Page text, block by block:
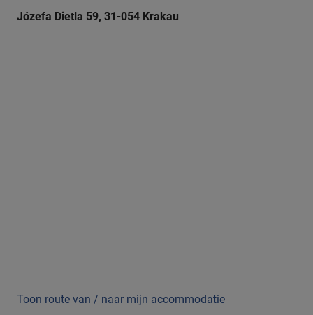
Józefa Dietla 59, 31-054 Krakau
Toon route van / naar mijn accommodatie